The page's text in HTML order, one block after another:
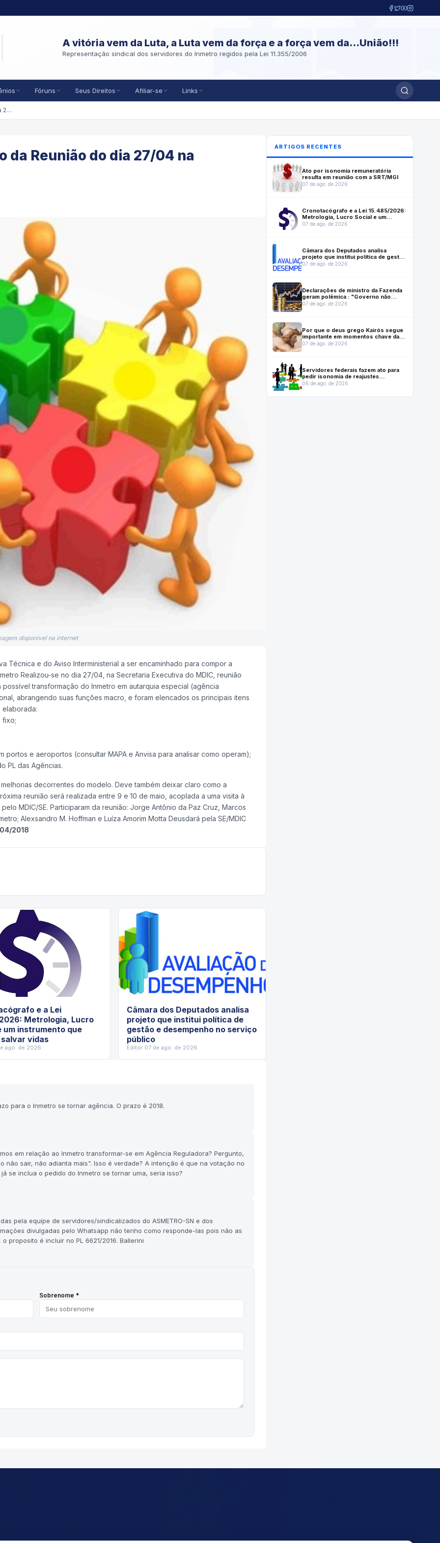
A vitória vem da Luta, a Luta vem da força e a força vem da...União!!!
Representação sindical dos servidores do Inmetro regidos pela Lei 11.355/2006
Fóruns Seus Direitos Afiliar-se Links
Agência Reguladora: Relato da Reunião do dia 27/04 na SE/MDIC
da Reunião do dia 27/04 na
disponível na internet
Técnica e do Aviso Interministerial a ser encaminhado para compor a
Realizou-se no dia 27/04, na Secretaria Executiva do MDIC, reunião
transformação do Inmetro em autarquia especial (agência
abrangendo suas funções macro, e foram elencados os principais itens
fixo;
portos e aeroportos (consultar MAPA e Anvisa para analisar como operam);
PL das Agências.
decorrentes do modelo. Deve também deixar claro como a
reunião será realizada entre 9 e 10 de maio, acoplada a uma visita à
MDIC/SE. Participaram da reunião: Jorge Antônio da Paz Cruz, Marcos
Alexsandro M. Hoffman e Luíza Amorim Motta Deusdará pela SE/MDIC
2018
e a Lei
Metrologia, Lucro
um instrumento que
vidas
ago. de 2026
Câmara dos Deputados analisa
projeto que institui política de
gestão e desempenho no serviço
público
Editor·07 de ago. de 2026
para o Inmetro se tornar agência. O prazo é 2018.
em relação ao Inmetro transformar-se em Agência Reguladora? Pergunto,
não sair, não adianta mais". Isso é verdade? A intenção é que na votação no
se inclua o pedido do Inmetro se tornar uma, seria isso?
pela equipe de servidores/sindicalizados do ASMETRO-SN e dos
divulgadas pelo Whatsapp não tenho como responde-las pois não as
proposito é incluir no PL 6621/2016. Ballerini
Sobrenome *
ARTIGOS RECENTES
Ato por isonomia remuneratória
resulta em reunião com a SRT/MGI
07 de ago. de 2026
Cronotacógrafo e a Lei 15.485/2026:
Metrologia, Lucro Social e um
instrumento que ajuda a salvar vidas
07 de ago. de 2026
Câmara dos Deputados analisa
projeto que institui política de gestão
e desempenho no serviço público
07 de ago. de 2026
Declarações de ministro da Fazenda
geram polêmica : "Governo não
gasta mais do que arrecada"
07 de ago. de 2026
Por que o deus grego Kairós segue
importante em momentos chave da
vida moderna
07 de ago. de 2026
Servidores federais fazem ato para
pedir isonomia de reajustes
previstos em lei que reestruturou
06 de ago. de 2026